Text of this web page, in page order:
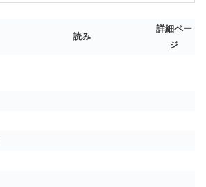
読み
詳細ペー
ジ